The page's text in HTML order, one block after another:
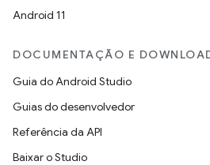
Android 11
DOCUMENTAÇÃO E
Guia do Android Studio
Guias do desenvolvedor
Referência da API
Baixar o Studio